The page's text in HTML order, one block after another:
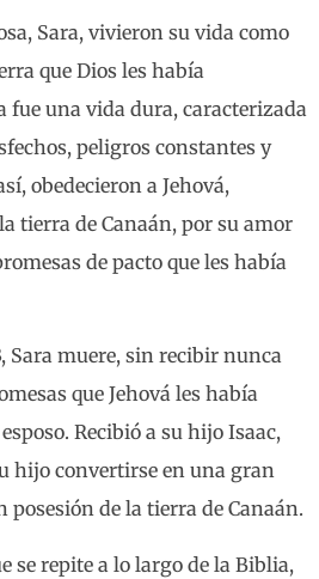
Sara, vivieron su vida como
que Dios les había
fue una vida dura, caracterizada
peligros constantes y
obedecieron a Jehová,
tierra de Canaán, por su amor
de pacto que les había
Sara muere, sin recibir nunca
que Jehová les había
Recibió a su hijo Isaac,
hijo convertirse en una gran
de la tierra de Canaán.
se repite a lo largo de la Biblia,